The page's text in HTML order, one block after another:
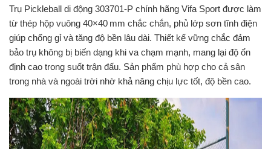
Trụ Pickleball di động 303701‑P chính hãng Vifa Sport được làm
từ thép hộp vuông 40×40 mm chắc chắn, phủ lớp sơn tĩnh điện
giúp chống gỉ và tăng độ bền lâu dài. Thiết kế vững chắc đảm
bảo trụ không bị biến dạng khi va chạm mạnh, mang lại độ ổn
định cao trong suốt trận đấu. Sản phẩm phù hợp cho cả sân
trong nhà và ngoài trời nhờ khả năng chịu lực tốt, độ bền cao.